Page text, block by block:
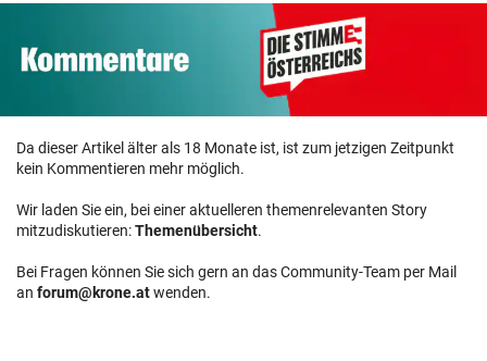
Da dieser Artikel älter als 18 Monate ist, ist zum jetzigen Zeitpunkt
kein Kommentieren mehr möglich.
Wir laden Sie ein, bei einer aktuelleren themenrelevanten Story
mitzudiskutieren:Themenübersicht.
Bei Fragen können Sie sich gern an das Community-Team per Mail
an forum@krone.atwenden.